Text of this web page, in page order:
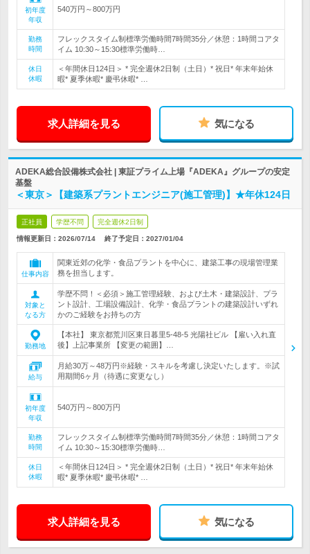
初年度
年収
540万円～800万円
勤務
時間
フレックスタイム制標準労働時間7時間35分／休憩：1時間コアタ
イム 10:30～15:30標準労働時…
休日
休暇
＜年間休日124日＞ * 完全週休2日制（土日）* 祝日* 年末年始休
暇* 夏季休暇* 慶弔休暇* …
求人詳細を見る 気になる
ADEKA総合設備株式会社 | 東証プライム上場『ADEKA』グループの安定
基盤
＜東京＞【建築系プラントエンジニア(施工管理)】★年休124日
正社員 学歴不問 完全週休2日制
情報更新日：2026/07/14 終了予定日： 2027/01/04
仕事内容
関東近郊の化学・食品プラントを中心に、建築工事の現場管理業
務を担当します。
対象と
なる方
学歴不問！＜必須＞施工管理経験、および土木・建築設計、プラ
ント設計、工場設備設計、化学・食品プラントの建築設計いずれ
かのご経験をお持ちの方
勤務地
【本社】 東京都荒川区東日暮里5-48-5 光陽社ビル 【雇い入れ直
後】上記事業所 【変更の範囲】…
給与
月給30万～48万円※経験・スキルを考慮し決定いたします。※試
用期間6ヶ月（待遇に変更なし）
初年度
年収
540万円～800万円
勤務
時間
フレックスタイム制標準労働時間7時間35分／休憩：1時間コアタ
イム 10:30～15:30標準労働時…
休日
休暇
＜年間休日124日＞ * 完全週休2日制（土日）* 祝日* 年末年始休
暇* 夏季休暇* 慶弔休暇* …
求人詳細を見る 気になる